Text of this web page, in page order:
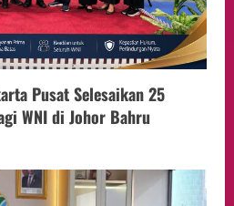
Pusat Selesaikan 25
WNI di Johor Bahru